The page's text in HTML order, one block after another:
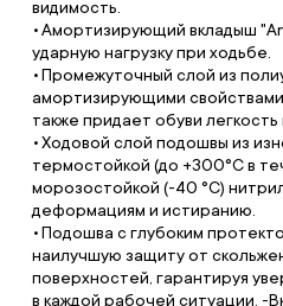
видимость.
Амортизирующий вкладыш
ударную нагрузку при ходьбе.
Промежуточный слой из
амортизирующими
также придает обуви
Ходовой слой подошвы из
термостойкой (до +300°С в
морозостойкой (-40 °С)
деформациям и истиранию.
Подошва с глубоким
наилучшую защиту от
поверхностей, гарантируя
в каждой рабочей ситуации. -